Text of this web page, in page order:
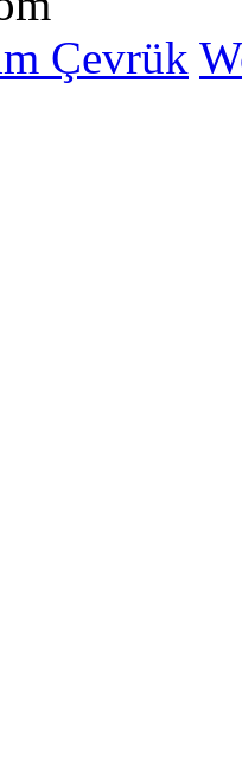
Çevrük